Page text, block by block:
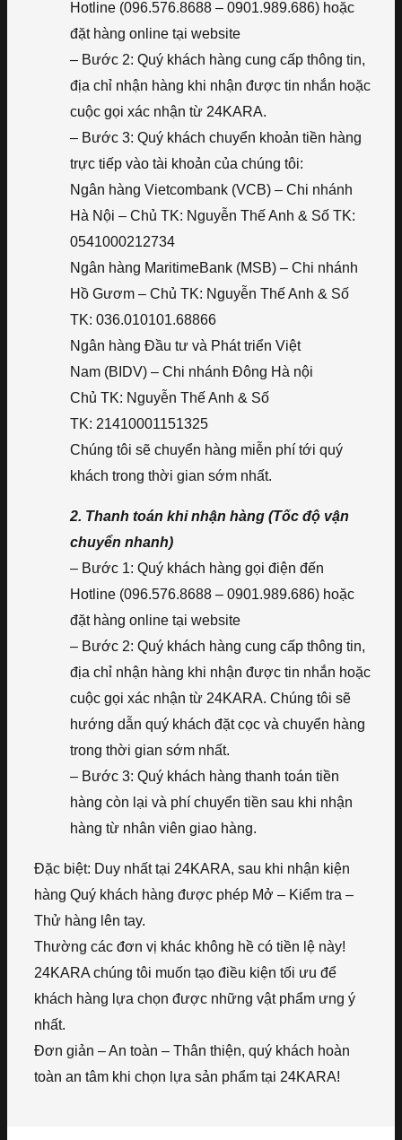
Hotline (096.576.8688 – 0901.989.686) hoặc
đặt hàng online tại website
– Bước 2: Quý khách hàng cung cấp thông tin,
địa chỉ nhận hàng khi nhận được tin nhắn hoặc
cuộc gọi xác nhận từ 24KARA.
– Bước 3: Quý khách chuyển khoản tiền hàng
trực tiếp vào tài khoản của chúng tôi:
Ngân hàng Vietcombank (VCB) – Chi nhánh
Hà Nội – Chủ TK: Nguyễn Thế Anh & Số TK:
0541000212734
Ngân hàng MaritimeBank (MSB) – Chi nhánh
Hồ Gươm – Chủ TK: Nguyễn Thế Anh & Số
TK: 036.010101.68866
Ngân hàng Đầu tư và Phát triển Việt
Nam (BIDV) – Chi nhánh Đông Hà nội
Chủ TK: Nguyễn Thế Anh & Số
TK: 21410001151325
Chúng tôi sẽ chuyển hàng miễn phí tới quý
khách trong thời gian sớm nhất.
2. Thanh toán khi nhận hàng (Tốc độ vận
chuyển nhanh)
– Bước 1: Quý khách hàng gọi điện đến
Hotline (096.576.8688 – 0901.989.686) hoặc
đặt hàng online tại website
– Bước 2: Quý khách hàng cung cấp thông tin,
địa chỉ nhận hàng khi nhận được tin nhắn hoặc
cuộc gọi xác nhận từ 24KARA. Chúng tôi sẽ
hướng dẫn quý khách đặt cọc và chuyển hàng
trong thời gian sớm nhất.
– Bước 3: Quý khách hàng thanh toán tiền
hàng còn lại và phí chuyển tiền sau khi nhận
hàng từ nhân viên giao hàng.
Đặc biệt: Duy nhất tại 24KARA, sau khi nhận kiện
hàng Quý khách hàng được phép Mở – Kiểm tra –
Thử hàng lên tay.
Thường các đơn vị khác không hề có tiền lệ này!
24KARA chúng tôi muốn tạo điều kiện tối ưu để
khách hàng lựa chọn được những vật phẩm ưng ý
nhất.
Đơn giản – An toàn – Thân thiện, quý khách hoàn
toàn an tâm khi chọn lựa sản phẩm tại 24KARA!